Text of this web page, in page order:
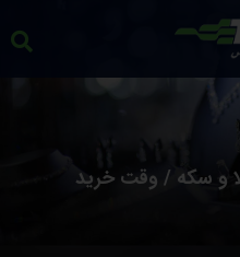
و سکه / وقت خرید